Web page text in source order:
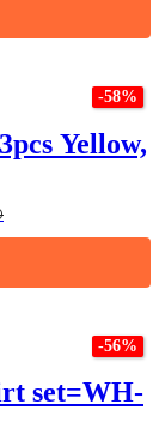
-58%
Yellow,
-56%
set=WH-